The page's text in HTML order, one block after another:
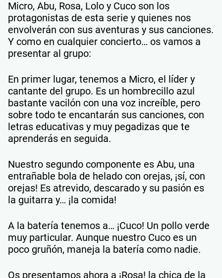
Micro, Abu, Rosa, Lolo y Cuco son los
protagonistas de esta serie y quienes nos
envolverán con sus aventuras y sus canciones.
Y como en cualquier concierto… os vamos a
presentar al grupo:
En primer lugar, tenemos a Micro, el líder y
cantante del grupo. Es un hombrecillo azul
bastante vacilón con una voz increíble, pero
sobre todo te encantarán sus canciones, con
letras educativas y muy pegadizas que te
aprenderás en seguida.
Nuestro segundo componente es Abu, una
entrañable bola de helado con orejas, ¡sí, con
orejas! Es atrevido, descarado y su pasión es
la guitarra y… ¡la comida!
A la batería tenemos a… ¡Cuco! Un pollo verde
muy particular. Aunque nuestro Cuco es un
poco gruñón, maneja la batería como nadie.
Os presentamos ahora a ¡Rosa! la chica de la